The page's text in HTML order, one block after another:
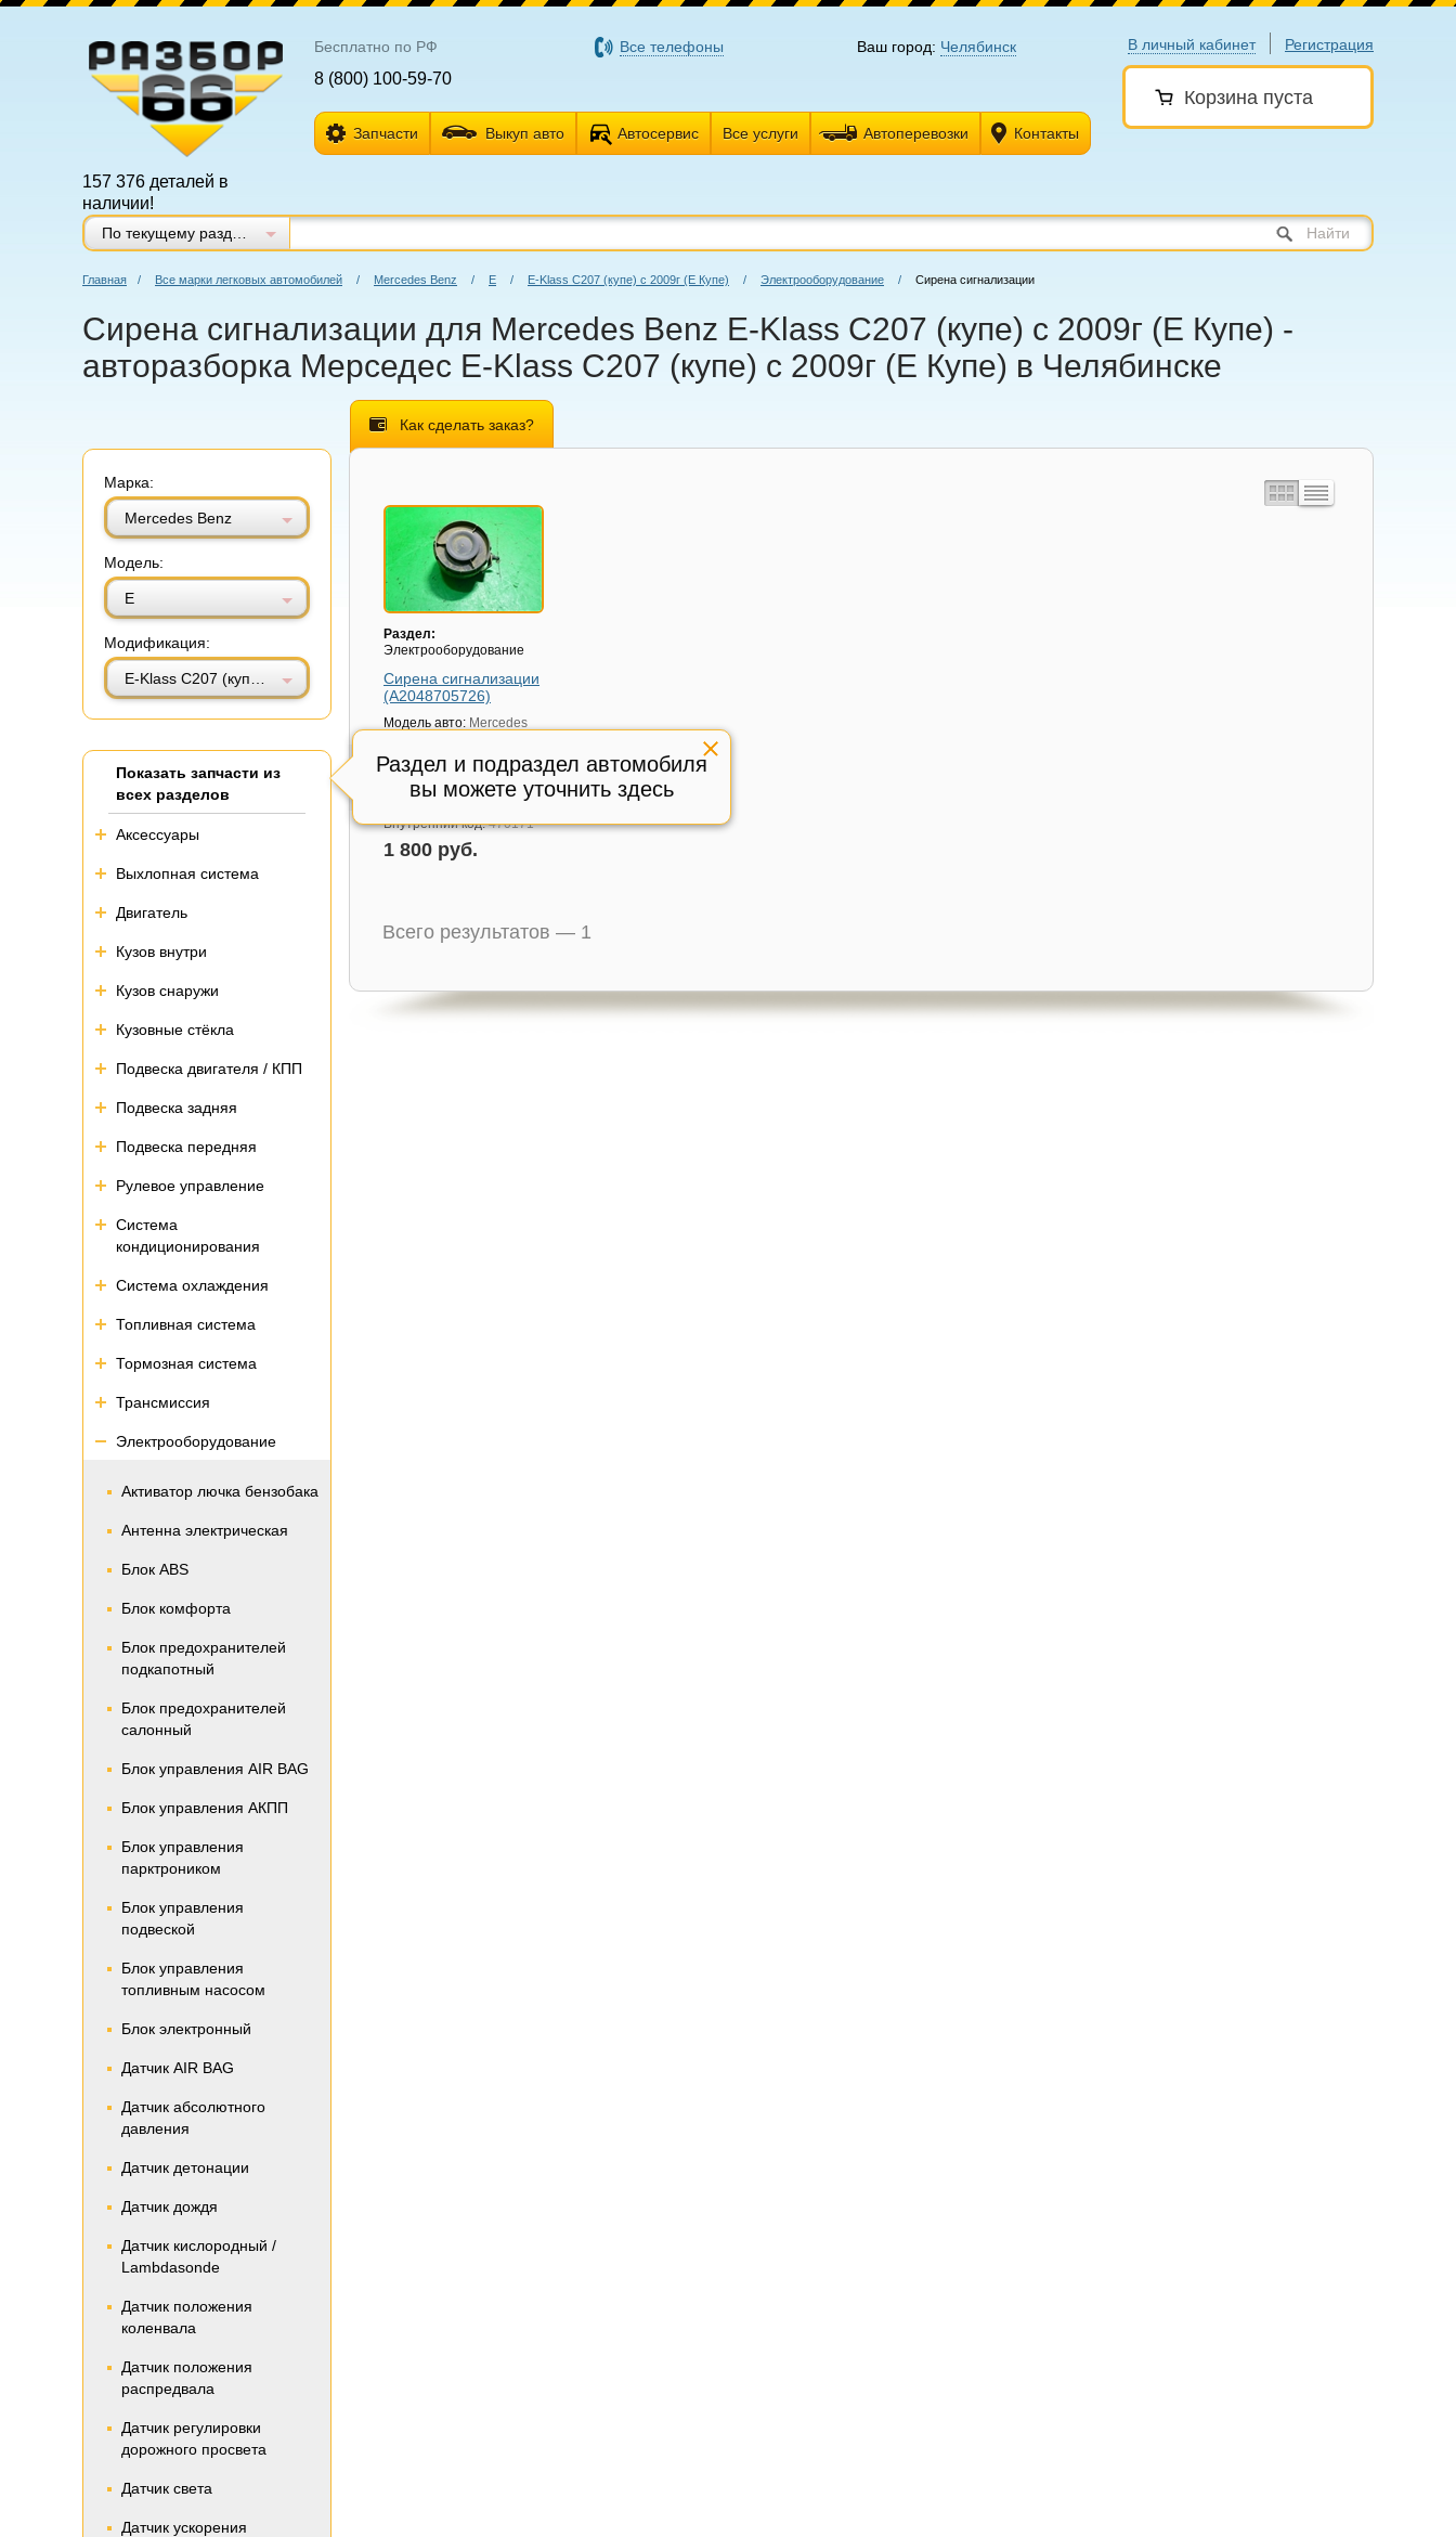
В личный кабинет Регистрация
Корзина пуста
157 376 деталей в
наличии!
Бесплатно по РФ
8 (800) 100-59-70
Все телефоны Ваш город: Челябинск
Запчасти Выкуп авто Автосервис Все услуги Автоперевозки Контакты
Найти
Главная / Все марки легковых автомобилей / Mercedes Benz / E / E-Klass C207 (купе) с 2009г (Е Купе) / Электрооборудование / Сирена сигнализации
Сирена сигнализации для Mercedes Benz E-Klass C207 (купе) с 2009г (Е Купе) -
авторазборка Мерседес E-Klass C207 (купе) с 2009г (Е Купе) в Челябинске
Марка:
Mercedes Benz
Модель:
E
Модификация:
Раздел и подраздел автомобиля
вы можете уточнить здесь
Показать запчасти из
всех разделов
Аксессуары
Выхлопная система
Двигатель
Кузов внутри
Кузов снаружи
Кузовные стёкла
Подвеска двигателя / КПП
Подвеска задняя
Подвеска передняя
Рулевое управление
Система
кондиционирования
Система охлаждения
Топливная система
Тормозная система
Трансмиссия
Электрооборудование
Активатор лючка бензобака
Антенна электрическая
Блок ABS
Блок комфорта
Блок предохранителей
подкапотный
Блок предохранителей
салонный
Блок управления AIR BAG
Блок управления АКПП
Блок управления
парктроником
Блок управления
подвеской
Блок управления
топливным насосом
Блок электронный
Датчик AIR BAG
Датчик абсолютного
давления
Датчик детонации
Датчик дождя
Датчик кислородный /
Lambdasonde
Датчик положения
коленвала
Датчик положения
распредвала
Датчик регулировки
дорожного просвета
Датчик света
Датчик ускорения
Как сделать заказ?
Раздел:
Электрооборудование
Сирена сигнализации
(A2048705726)
Модель авто: Mercedes
2009г (Е Купе)
Артикул:
A2048705726
Состояние: Отличное,
Внутренний код:470171
1 800 руб.
Всего результатов — 1